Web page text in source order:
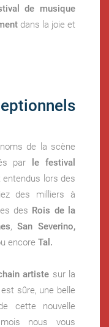
de musique
dans la joie et
de la scène
par
le festival
lors des
des milliers à
des Rois de la
,San Severino,
encore Tal.
artiste sur la
sûre, une belle
cette nouvelle
nous vous